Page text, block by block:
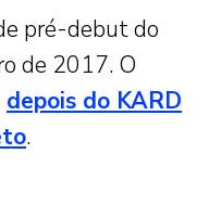
pré-debut do
de 2017. O
depois do KARD
.